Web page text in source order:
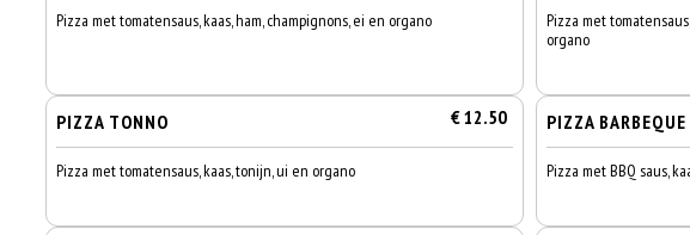
Pizza met tomatensaus, kaas, ham, champignons, ei en organo
Pizza met
organo
PIZZA TONNO € 12.50
Pizza met tomatensaus, kaas, tonijn, ui en organo
PIZZA BARBEQUE
Pizza met BBQ saus,